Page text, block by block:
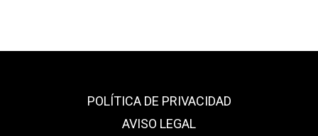
POLÍTICA DE PRIVACIDAD
AVISO LEGAL